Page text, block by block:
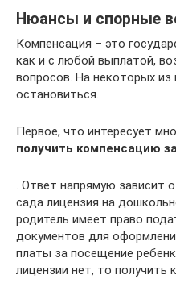
Нюансы и спорные
Компенсация – это
как и с любой выплатой,
вопросов. На некоторых
остановиться.
Первое, что интересует
получить компенсацию
. Ответ напрямую зависит
сада лицензия на
родитель имеет право
документов для
платы за посещение
лицензии нет, то получить